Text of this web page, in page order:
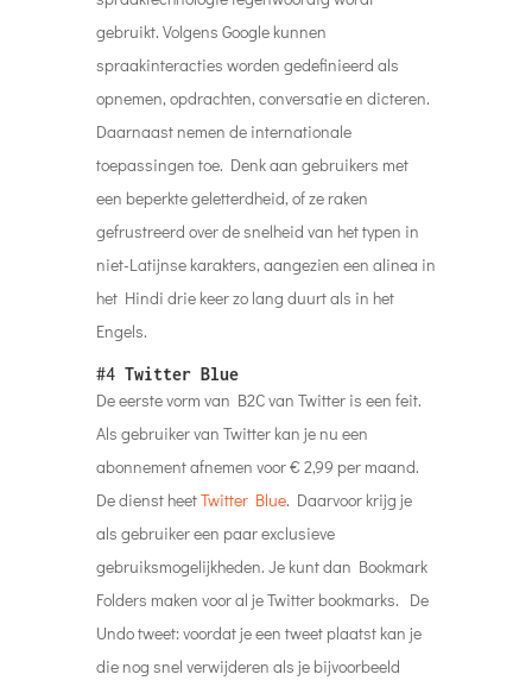
gebruikt. Volgens Google kunnen
spraakinteracties worden gedefinieerd als
opnemen, opdrachten, conversatie en dicteren.
Daarnaast nemen de internationale
toepassingen toe. Denk aan gebruikers met
een beperkte geletterdheid, of ze raken
gefrustreerd over de snelheid van het typen in
niet-Latijnse karakters, aangezien een alinea in
het Hindi drie keer zo lang duurt als in het
Engels.
#4 Twitter Blue
De eerste vorm van B2C van Twitter is een feit.
Als gebruiker van Twitter kan je nu een
abonnement afnemen voor € 2,99 per maand.
De dienst heetTwitter Blue. Daarvoor krijg je
als gebruiker een paar exclusieve
gebruiksmogelijkheden. Je kunt dan Bookmark
Folders maken voor al je Twitter bookmarks. De
Undo tweet: voordat je een tweet plaatst kan je
die nog snel verwijderen als je bijvoorbeeld